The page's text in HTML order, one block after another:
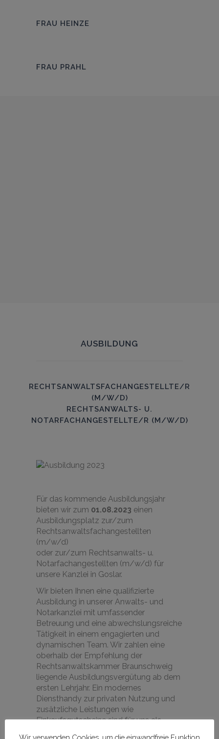
FRAU HEINZE
FRAU PRAHL
AUSBILDUNG
RECHTSANWALTSFACHANGESTELLTE/R
(M/W/D)
RECHTSANWALTS- U.
NOTARFACHANGESTELLTE/R (M/W/D)
Für das kommende Ausbildungsjahr
bieten wir zum 01.08.2023 einen
Ausbildungsplatz zur/zum
Rechtsanwaltsfachangestellten
(m/w/d)
oder zur/zum Rechtsanwalts- u.
Notarfachangestellten (m/w/d) für
unsere Kanzlei in Goslar.
Wir bieten Ihnen eine qualifizierte
Ausbildung in unserer Anwalts- und
Notarkanzlei mit umfassender
Betreuung und eine abwechslungsreiche
Tätigkeit in einem engagierten und
dynamischen Team. Wir zahlen eine
oberhalb der Empfehlung der
Rechtsanwaltskammer Braunschweig
liegende Ausbildungsvergütung ab dem
ersten Lehrjahr. Ein modernes
Diensthandy zur privaten Nutzung und
zusätzliche Leistungen wie
Einkaufsgutscheine sind für uns als